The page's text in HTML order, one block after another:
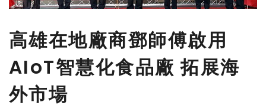
高雄在地廠商鄧師傅啟用
AIoT智慧化食品廠 拓展海
外市場